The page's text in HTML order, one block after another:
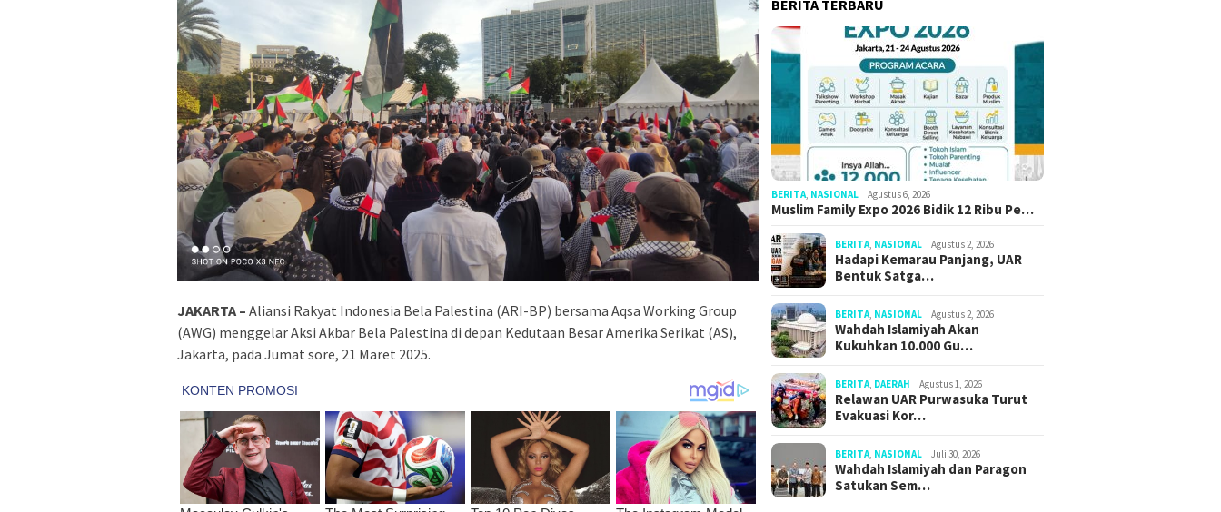
JAKARTA – Aliansi Rakyat Indonesia Bela Palestina (ARI-BP) bersama Aqsa Working Group
(AWG) menggelar Aksi Akbar Bela Palestina di depan Kedutaan Besar Amerika Serikat (AS),
Jakarta, pada Jumat sore, 21 Maret 2025.
BERITA TERBARU
BERITA NASIONAL Agustus 6, 2026
Muslim Family Expo 2026 Bidik 12 Ribu Pe…
BERITA NASIONAL Agustus 2, 2026
Hadapi Kemarau Panjang, UAR
Bentuk Satga…
BERITA NASIONAL Agustus 2, 2026
Wahdah Islamiyah Akan
Kukuhkan 10.000 Gu…
BERITA DAERAH Agustus 1, 2026
Relawan UAR Purwasuka Turut
Evakuasi Kor…
BERITA NASIONAL Juli 30, 2026
Wahdah Islamiyah dan Paragon
Satukan Sem…